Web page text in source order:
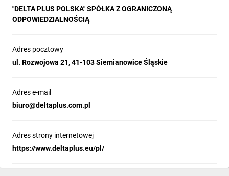
"DELTA PLUS POLSKA" SPÓŁKA Z OGRANICZONĄ
ODPOWIEDZIALNOŚCIĄ
Adres pocztowy
ul. Rozwojowa 21, 41-103 Siemianowice Śląskie
Adres e-mail
biuro@deltaplus.com.pl
Adres strony internetowej
https://www.deltaplus.eu/pl/